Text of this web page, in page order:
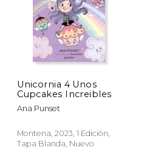
Unicornia 4 Unos
Cupcakes Increibles
Ana Punset
Montena, 2023, 1 Edición,
Tapa Blanda, Nuevo